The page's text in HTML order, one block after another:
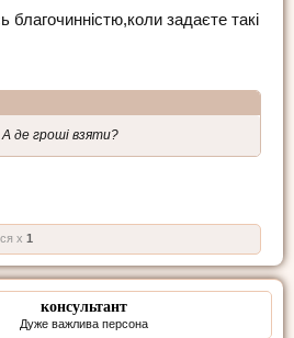
благочинністю,коли задаєте такі
де гроші взяти?
x 1
консультант
Дуже важлива персона